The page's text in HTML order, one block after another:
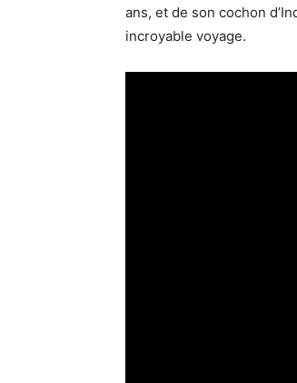
ans, et de son cochon
incroyable voyage.